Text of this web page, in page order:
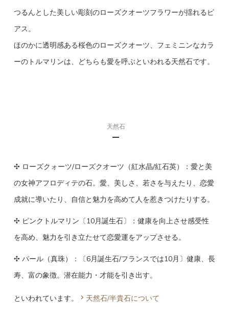
つるんとした美しい彫刻のローズクオーツフラワーが揺れるピ
アス。
ほのかに透明感ある桜色のローズクオーツ、フェミニンなカラ
ーのトルマリンは、どちらも愛を呼ぶといわれる天然石です。
天然石
✣ ローズクォーツ/ローズクオーツ（紅水晶/紅石英）：愛と美
の女神アフロディテの石。愛、美しさ、若さを与えたり、恋愛
成就に導いたり、自信と魅力を高めて人を惹きつけたりする。
✣ ピンクトルマリン〔10月誕生石〕：健康を向上させ感受性
を高め、魅力を引き立たせて恋愛運をアップさせる。
✣ パール（真珠）：〔6月誕生石/フランスでは10月〕健康、長
寿、富の象徴。潜在能力・才能を引き出す。
といわれています。 天然石/半貴石について